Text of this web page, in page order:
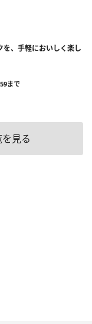
を、手軽においしく楽し
まで
見る